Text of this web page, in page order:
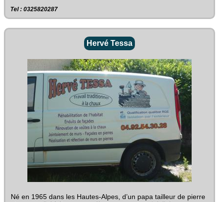
Tel : 0325820287
Hervé Tessa
Né en 1965 dans les Hautes-Alpes, d’un papa tailleur de pierre